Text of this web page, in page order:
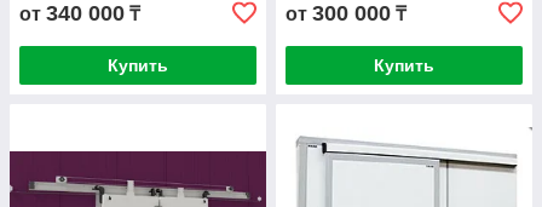
от 340 000 ₸
Купить
от 300 000 ₸
Купить